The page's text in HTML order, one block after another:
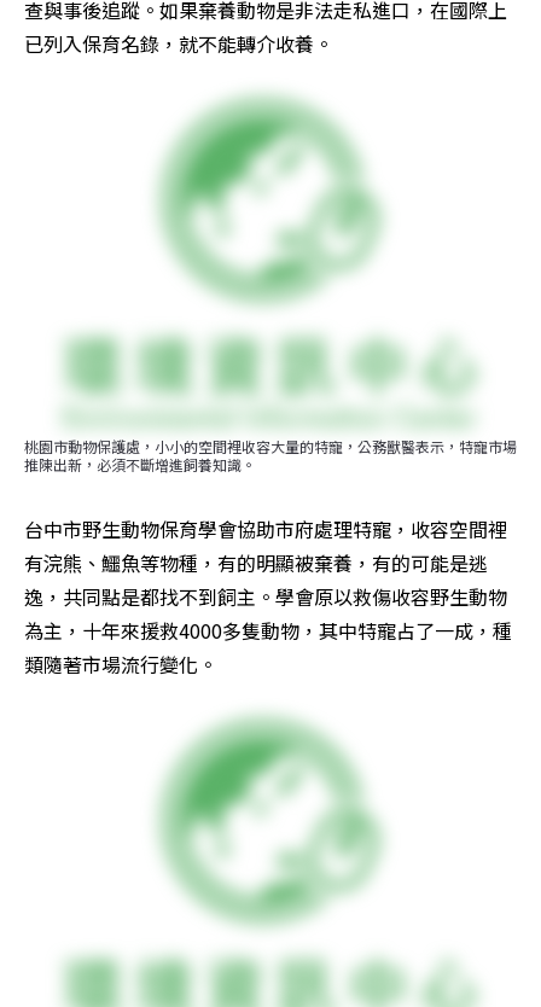
查與事後追蹤。如果棄養動物是非法走私進口，在國際上
已列入保育名錄，就不能轉介收養。
桃園市動物保護處，小小的空間裡收容大量的特寵，公務獸醫表示，特寵市場
推陳出新，必須不斷增進飼養知識。
台中市野生動物保育學會協助市府處理特寵，收容空間裡
有浣熊、鱷魚等物種，有的明顯被棄養，有的可能是逃
逸，共同點是都找不到飼主。學會原以救傷收容野生動物
為主，十年來援救4000多隻動物，其中特寵占了一成，種
類隨著市場流行變化。